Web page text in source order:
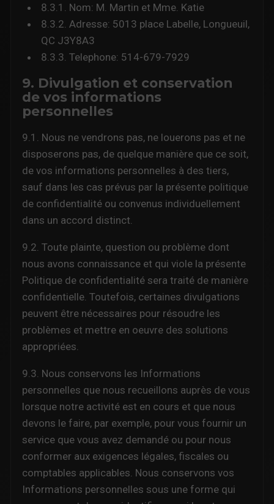
8.3.1. Nom: M. Martin et Mme. Katie
8.3.2. Adresse: 5013 place Labelle, Longueuil,
QC J3Y8A3
8.3.3. Telephone: 514-679-7929
9. Divulgation et conservation
de vos informations
personnelles
9.1. Nous ne vendrons pas, ne louerons pas et ne
disposerons pas, de quelque manière que ce soit,
de vos informations personnelles à des tiers,
sauf dans les cas prévus par la présente politique
de confidentialité ou convenus individuellement
dans un accord distinct.
9.2. Toute plainte, question ou problème dont
nous avons connaissance et qui viole la présente
Politique de confidentialité sera traité de manière
confidentielle. Toutefois, certaines divulgations
peuvent être nécessaires pour résoudre les
problèmes et mettre en oeuvre des solutions
appropriées.
9.3. Nous conservons les Informations
personnelles que nous recueillons auprès de vous
lorsque notre activité est en cours et que nous
devons le faire, par exemple, pour vous fournir un
service que vous avez demandé ou pour nous
conformer aux exigences légales, fiscales ou
comptables applicables. Nous conservons vos
Informations personnelles sous une forme qui